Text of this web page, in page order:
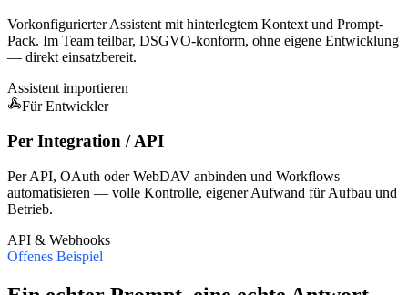
Vorkonfigurierter Assistent mit hinterlegtem Kontext und Prompt-
Pack. Im Team teilbar, DSGVO-konform, ohne eigene Entwicklung
— direkt einsatzbereit.
Assistent importieren
Für Entwickler
Per Integration / API
Per API, OAuth oder WebDAV anbinden und Workflows
automatisieren — volle Kontrolle, eigener Aufwand für Aufbau und
Betrieb.
API & Webhooks
Offenes Beispiel